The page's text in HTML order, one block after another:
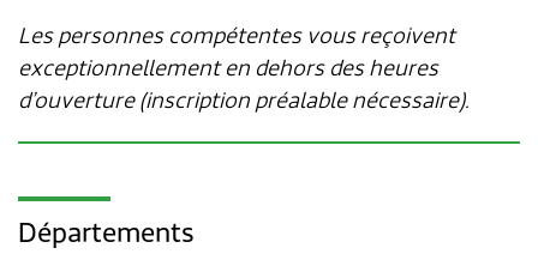
Les personnes compétentes vous reçoivent
exceptionnellement en dehors des heures
d’ouverture (inscription préalable nécessaire).
Départements